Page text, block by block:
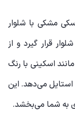
مشکی با شلوار
قرار گیرد و از
اسکینی با رنگ
استایل می‌دهد. این
به شما می‌بخشد.